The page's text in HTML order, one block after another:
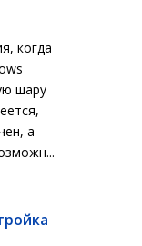
когда
шару
а